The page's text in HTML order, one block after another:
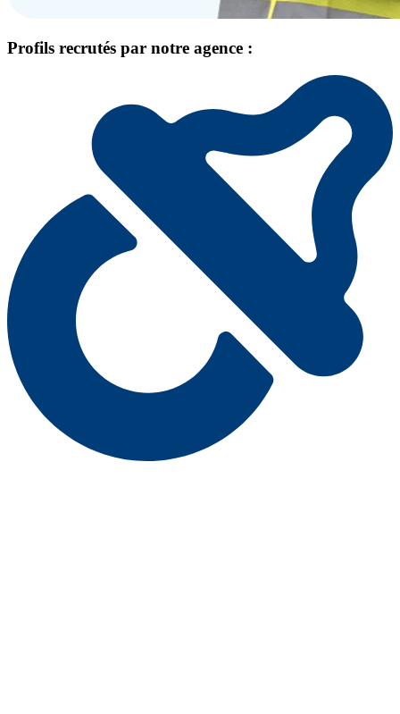
Profils recrutés par notre agence :